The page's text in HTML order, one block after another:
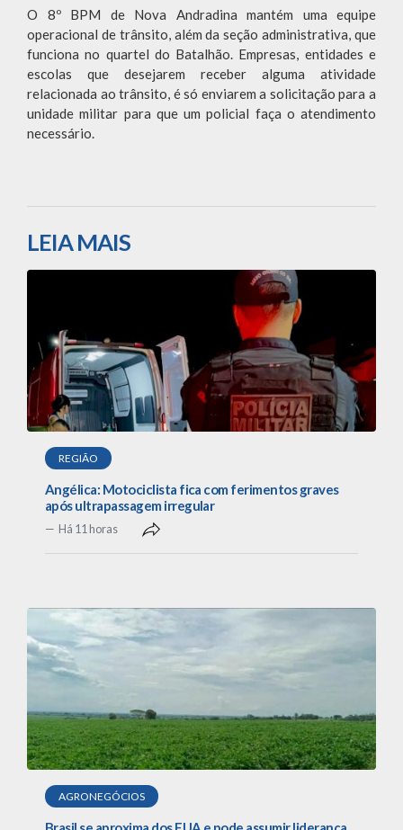
O 8º BPM de Nova Andradina mantém uma equipe
operacional de trânsito, além da seção administrativa, que
funciona no quartel do Batalhão. Empresas, entidades e
escolas que desejarem receber alguma atividade
relacionada ao trânsito, é só enviarem a solicitação para a
unidade militar para que um policial faça o atendimento
necessário.
LEIA MAIS
REGIÃO
Angélica: Motociclista fica com ferimentos graves
após ultrapassagem irregular
Há 11 horas
AGRONEGÓCIOS